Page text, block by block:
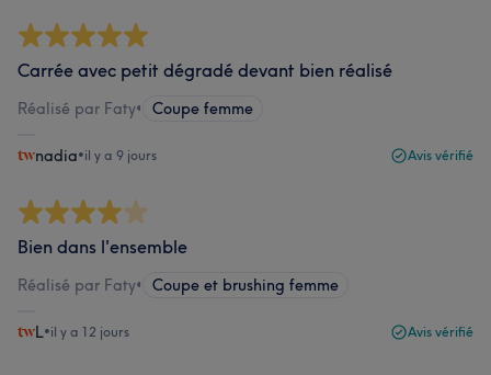
Carrée avec petit dégradé devant bien réalisé
Réalisé par Faty• Coupe femme
nadia•il y a 9 jours Avis vérifié
Bien dans l'ensemble
Réalisé par Faty• Coupe et brushing femme
L•il y a 12 jours Avis vérifié